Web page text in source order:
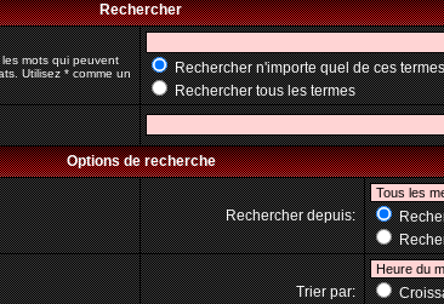
Rechercher
mots qui peuvent
Utilisez * comme un
Rechercher n'importe quel de ces termes
Rechercher tous les termes
Options de recherche
Rechercher depuis:
Trier par: